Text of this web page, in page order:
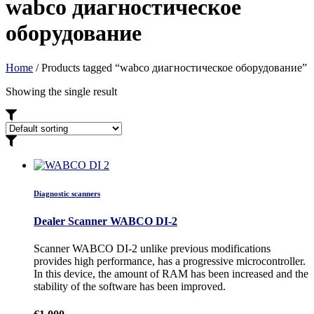
wabco диагностическое
оборудование
Home / Products tagged “wabco диагностическое оборудование”
Showing the single result
Diagnostic scanners
Dealer Scanner WABCO DI-2
Scanner WABCO DI-2 unlike previous modifications
provides high performance, has a progressive microcontroller.
In this device, the amount of RAM has been increased and the
stability of the software has been improved.